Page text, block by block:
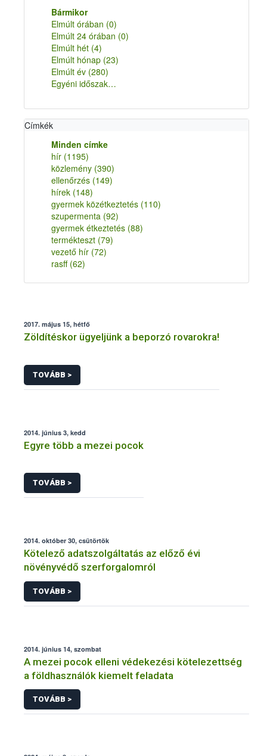
Bármikor
Elmúlt órában (0)
Elmúlt 24 órában (0)
Elmúlt hét (4)
Elmúlt hónap (23)
Elmúlt év (280)
Egyéni időszak…
Címkék
Minden címke
hír (1195)
közlemény (390)
ellenőrzés (149)
hírek (148)
gyermek közétkeztetés (110)
szupermenta (92)
gyermek étkeztetés (88)
termékteszt (79)
vezető hír (72)
rasff (62)
2017. május 15, hétfő
Zöldítéskor ügyeljünk a beporzó rovarokra!
TOVÁBB >
2014. június 3, kedd
Egyre több a mezei pocok
TOVÁBB >
2014. október 30, csütörtök
Kötelező adatszolgáltatás az előző évi
növényvédő szerforgalomról
TOVÁBB >
2014. június 14, szombat
A mezei pocok elleni védekezési kötelezettség
a földhasználók kiemelt feladata
TOVÁBB >